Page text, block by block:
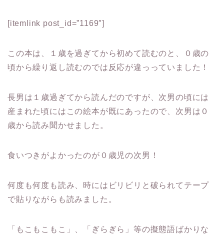
[itemlink post_id=”1169″]
この本は、１歳を過ぎてから初めて読むのと、０歳の
頃から繰り返し読むのでは反応が違っっていました！
長男は１歳過ぎてから読んだのですが、次男の頃には
産まれた頃にはこの絵本が既にあったので、次男は０
歳から読み聞かせました。
食いつきがよかったのが０歳児の次男！
何度も何度も読み、時にはビリビリと破られてテープ
で貼りながらも読みました。
「もこもこもこ」、「ぎらぎら」等の擬態語ばかりな